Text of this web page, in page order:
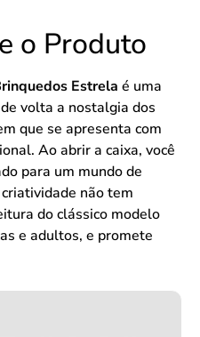
o Produto
Estrela é uma
volta a nostalgia dos
que se apresenta com
Ao abrir a caixa, você
para um mundo de
não tem
do clássico modelo
e adultos, e promete